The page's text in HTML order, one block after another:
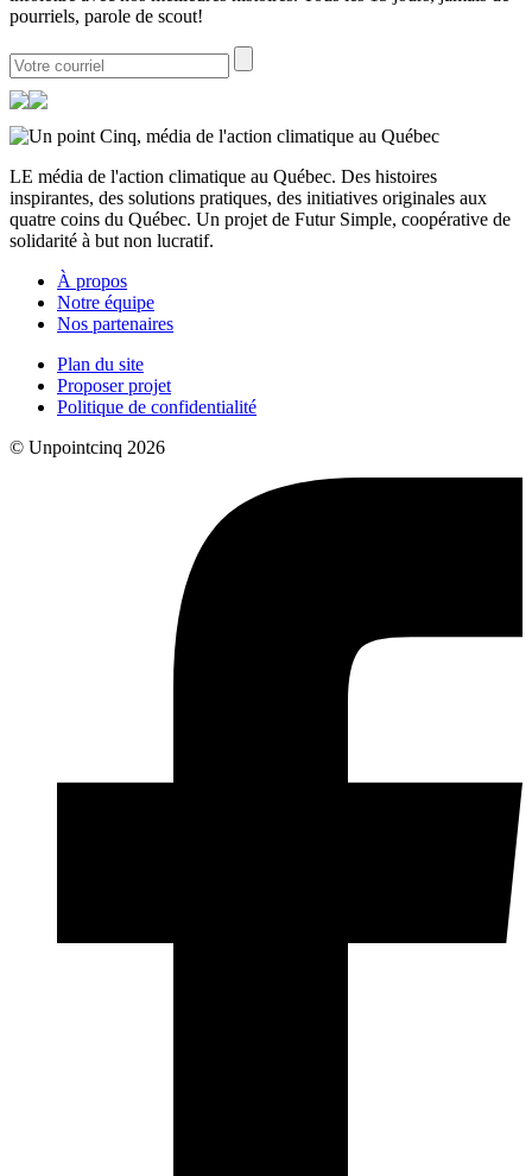
pourriels, parole de scout!
LE média de l'action climatique au Québec. Des histoires
inspirantes, des solutions pratiques, des initiatives originales aux
quatre coins du Québec. Un projet de Futur Simple, coopérative de
solidarité à but non lucratif.
À propos
Notre équipe
Nos partenaires
Plan du site
Proposer projet
Politique de confidentialité
© Unpointcinq 2026